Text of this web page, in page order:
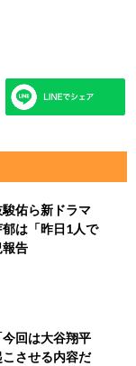
佑ら新ドラマ
は「昨日1人で
報告
回は大谷翔平
させる内容だ